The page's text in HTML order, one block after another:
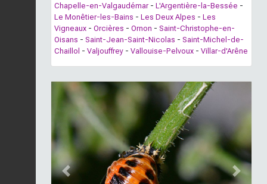
Chapelle-en-Valgaudémar - L'Argentière-la-Bessée -
Le Monêtier-les-Bains - Les Deux Alpes - Les
Vigneaux - Orcières - Ornon - Saint-Christophe-en-
Oisans - Saint-Jean-Saint-Nicolas - Saint-Michel-de-
Chaillol - Valjouffrey - Vallouise-Pelvoux - Villar-d'Arêne
Previous Next